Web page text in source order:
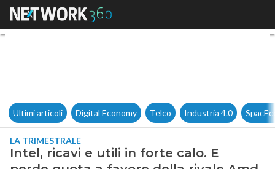
Intel, ricavi e utili in forte
Ultimi articoli Digital Economy Telco Industria 4.0
LA TRIMESTRALE
Intel, ricavi e utili in forte calo. E